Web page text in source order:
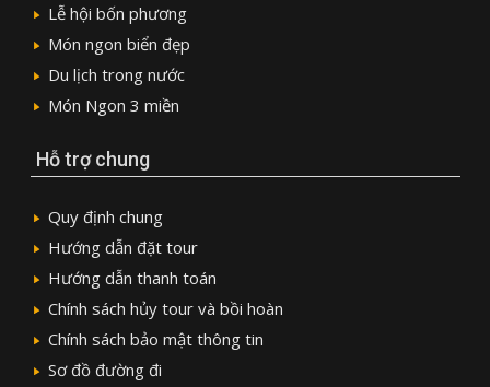
Lễ hội bốn phương
Món ngon biển đẹp
Du lịch trong nước
Món Ngon 3 miền
Hỗ trợ chung
Quy định chung
Hướng dẫn đặt tour
Hướng dẫn thanh toán
Chính sách hủy tour và bồi hoàn
Chính sách bảo mật thông tin
Sơ đồ đường đi